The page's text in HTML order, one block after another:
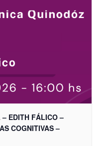
EDITH FÁLICO –
COGNITIVAS –